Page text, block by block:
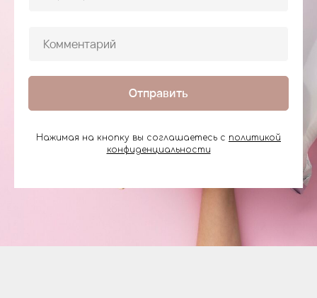
Отправить
Нажимая на кнопку вы соглашаетесь с политикой
конфиденциальности